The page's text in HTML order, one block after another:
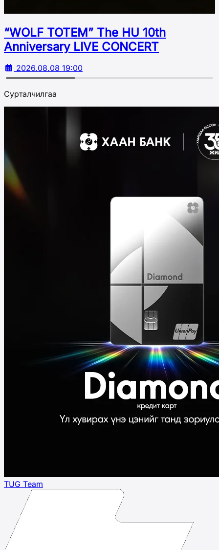
“WOLF TOTEM” The HU 10th
Аnniversary LIVE CONCERT
2026.08.08 19:00
Сурталчилгаа
TUG Team